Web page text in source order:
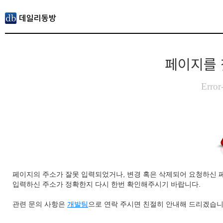
페이지를
페이지의 주소가 잘못 입력되었거나, 변경 혹은 삭제되어 요청하신
입력하신 주소가 정확한지 다시 한번 확인해주시기 바랍니다.
관련 문의 사항은 개발팀 으로 연락 주시면 친절히 안내해 드리겠습